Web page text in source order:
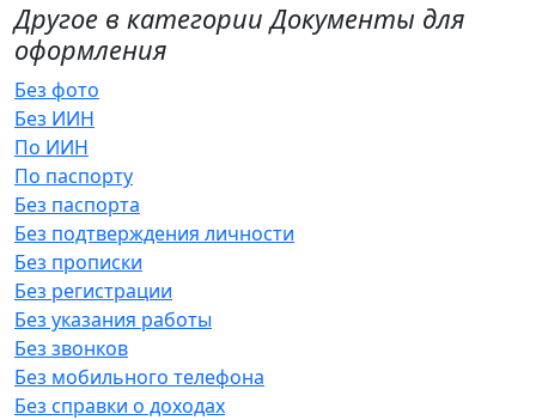
Другое в категории Документы для
оформления
Без фото
Без ИИН
По ИИН
По паспорту
Без паспорта
Без подтверждения личности
Без прописки
Без регистрации
Без указания работы
Без звонков
Без мобильного телефона
Без справки о доходах